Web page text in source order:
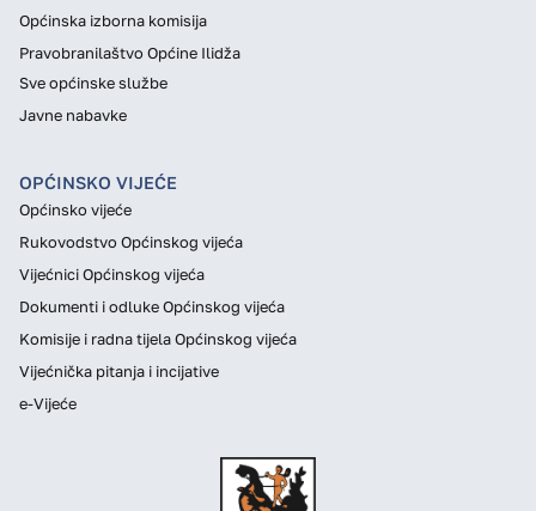
Općinska izborna komisija
Pravobranilaštvo Općine Ilidža
Sve općinske službe
Javne nabavke
OPĆINSKO VIJEĆE
Općinsko vijeće
Rukovodstvo Općinskog vijeća
Vijećnici Općinskog vijeća
Dokumenti i odluke Općinskog vijeća
Komisije i radna tijela Općinskog vijeća
Vijećnička pitanja i incijative
e-Vijeće